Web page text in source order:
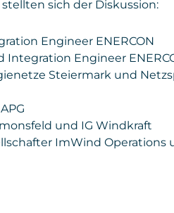
sich der Diskussion:
Engineer ENERCON
Integration Engineer
Steiermark und
und IG Windkraft
ImWind Operations